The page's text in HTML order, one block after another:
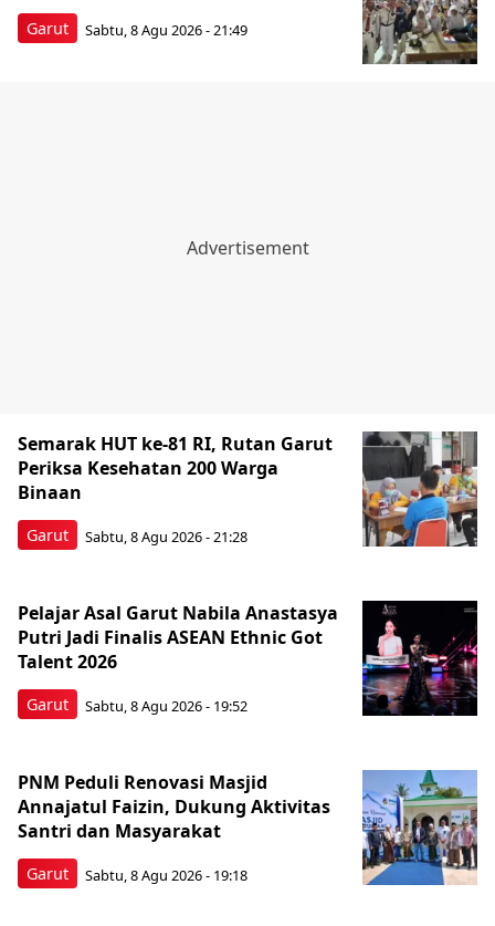
Garut Sabtu, 8 Agu 2026 - 21:49
Garut
Semarak HUT ke-81 RI, Rutan Garut
Periksa Kesehatan 200 Warga
Binaan
Sabtu, 8 Agu 2026 - 21:28
Garut
Pelajar Asal Garut Nabila Anastasya
Putri Jadi Finalis ASEAN Ethnic Got
Talent 2026
Sabtu, 8 Agu 2026 - 19:52
Garut
PNM Peduli Renovasi Masjid
Annajatul Faizin, Dukung Aktivitas
Santri dan Masyarakat
Sabtu, 8 Agu 2026 - 19:18